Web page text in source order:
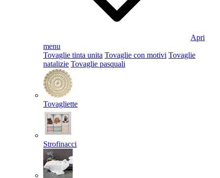
Apri
menu
Tovaglie tinta unita Tovaglie con motivi Tovaglie
natalizie Tovaglie pasquali
Tovagliette
Strofinacci